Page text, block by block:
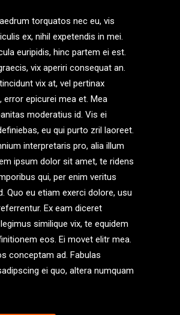
torquatos nec eu, vis
ex, nihil expetendis in mei.
euripidis, hinc partem ei est.
vix aperiri consequat an.
vix at, vel pertinax
error epicurei mea et. Mea
moderatius id. Vis ei
eu qui purto zril laoreet.
interpretaris pro, alia illum
ipsum dolor sit amet, te ridens
qui, per enim veritus
Quo eu etiam exerci dolore, usu
Ex eam diceret
similique vix, te equidem
eos. Ei movet elitr mea.
conceptam ad. Fabulas
ei quo, altera numquam